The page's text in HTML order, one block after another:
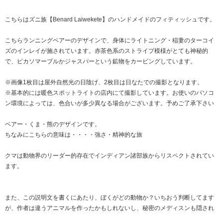
こちらはズニ族【Benard Laiwekete】のハンドメイドのフィティッシュです。
こちらランニングベアーのデザインで、身体にライトニング・稲妻のターコイ
ズのインレイが施されています。赤茶色系のストライプ模様がとても神秘的
で、ピカソマーブルかジャスパーという鉱物をカービングしています。
※画像1枚目は屋外自然光の日陰げ、2枚目は日なたでの撮影となります。
※基本的には暖色スポットライトの店内にて撮影しています。お使いのパソコ
ン環境によっては、色合いが多少異なる場合がございます。予めご了承下さい
ベアー・くま・熊のデザインです。
ちなみにこちらの意味は・・・・強さ・精神的な旅
クマは動物界のリーダー的存在でインディアン諸部族からリスペクトされてい
ます。
また、この説明文を書くにあたり、ぼくがどの動物か？いちおう判断してます
が、作者は違うアニマルを作ったかもしれないし、秘密のメディスンも隠され